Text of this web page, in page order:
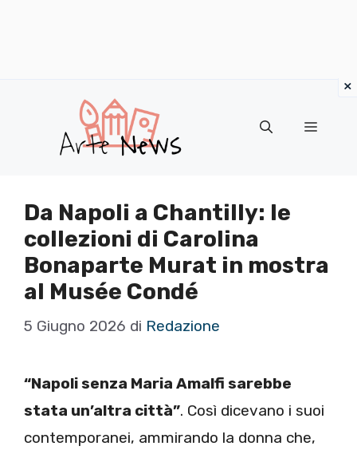
contenuto
Menu
Da Napoli a Chantilly: le
collezioni di Carolina
Bonaparte Murat in mostra
al Musée Condé
5 Giugno 2026 di Redazione
“Napoli senza Maria Amalfi sarebbe
stata un’altra città”. Così dicevano i suoi
contemporanei, ammirando la donna che,
×